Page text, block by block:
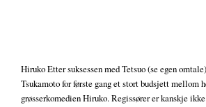
Hiruko Etter suksessen med Tetsuo (se egen
Tsukamoto for første gang et stort budsjett mellom
grøsserkomedien Hiruko. Regissører er kanskje